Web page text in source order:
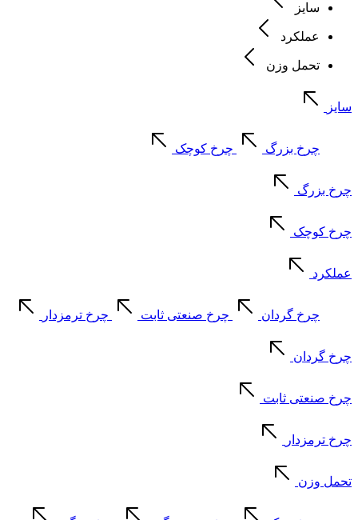
سایز
عملکرد
تحمل وزن
سایز
چرخ بزرگ چرخ کوچک
چرخ بزرگ
چرخ کوچک
عملکرد
چرخ گردان چرخ صنعتی ثابت چرخ ترمزدار
چرخ گردان
چرخ صنعتی ثابت
چرخ ترمزدار
تحمل وزن